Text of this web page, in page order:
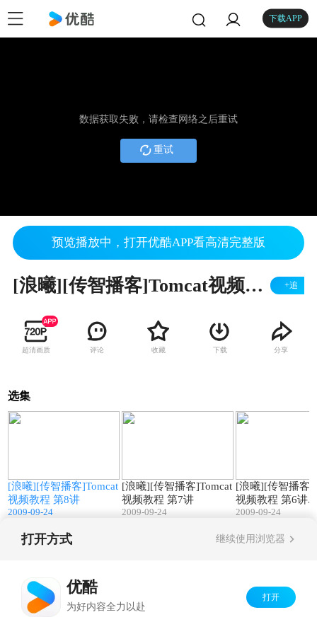
下载APP
数据获取失败，请检查网络之后重试
重试
预览播放中，打开优酷APP看高清完整版
[浪曦][传智播客]Tomcat视频教程 第8讲 +追
超清画质 评论 收藏 下载 分享
选集
[浪曦][传智播客]Tomcat
视频教程 第8讲
2009-09-24
[浪曦][传智播客]Tomcat
视频教程 第7讲
2009-09-24
[浪曦][传智播客
视频教程 第6讲.
2009-09-24
打开方式 继续使用浏览器
优酷
为好内容全力以赴
打开